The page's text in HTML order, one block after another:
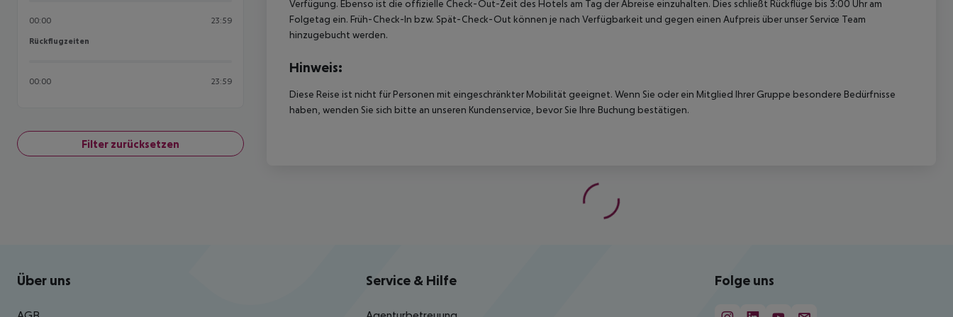
00:00 23:59
Rückflugzeiten
Rückflugzeiten
00:00 23:59
Filter zurücksetzen
Verfügung. Ebenso ist die offizielle Check-Out-Zeit des Hotels am Tag der Abreise einzuhalten. Dies schließt Rückflüge bis 3:00 Uhr am
Folgetag ein. Früh-Check-In bzw. Spät-Check-Out können je nach Verfügbarkeit und gegen einen Aufpreis über unser Service Team
hinzugebucht werden.
Hinweis:
Diese Reise ist nicht für Personen mit eingeschränkter Mobilität geeignet. Wenn Sie oder ein Mitglied Ihrer Gruppe besondere Bedürfnisse
haben, wenden Sie sich bitte an unseren Kundenservice, bevor Sie Ihre Buchung bestätigen.
Footer navigation
Über uns Service & Hilfe Folge uns